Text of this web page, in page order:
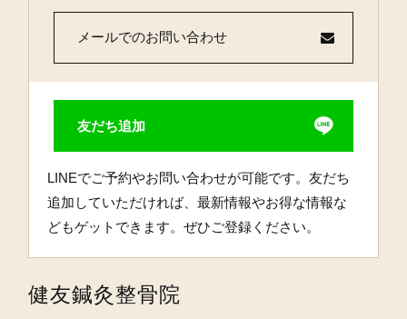
メールでのお問い合わせ
友だち追加
LINEでご予約やお問い合わせが可能です。友だち
追加していただければ、最新情報やお得な情報な
どもゲットできます。ぜひご登録ください。
健友鍼灸整骨院